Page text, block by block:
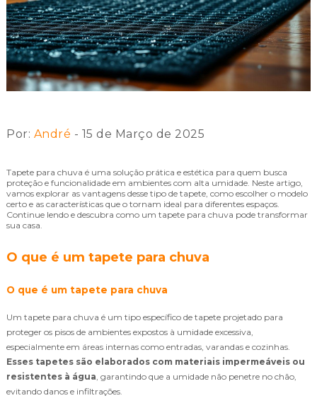
Por: André - 15 de Março de 2025
Tapete para chuva é uma solução prática e estética para quem busca
proteção e funcionalidade em ambientes com alta umidade. Neste artigo,
vamos explorar as vantagens desse tipo de tapete, como escolher o modelo
certo e as características que o tornam ideal para diferentes espaços.
Continue lendo e descubra como um tapete para chuva pode transformar
sua casa.
O que é um tapete para chuva
O que é um tapete para chuva
Um tapete para chuva é um tipo específico de tapete projetado para
proteger os pisos de ambientes expostos à umidade excessiva,
especialmente em áreas internas como entradas, varandas e cozinhas.
Esses tapetes são elaborados com materiais impermeáveis ou
resistentes à água, garantindo que a umidade não penetre no chão,
evitando danos e infiltrações.